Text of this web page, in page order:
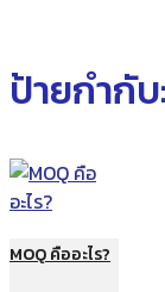
ป้ายกำกับ:
MOQ คืออะไร?